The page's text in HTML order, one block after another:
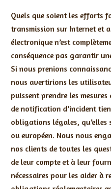
Quels que soient les efforts
transmission sur Internet et
électronique n’est
conséquence pas garantir
Si nous prenions
nous avertirions les
puissent prendre les
de notification d’incident
obligations légales,
ou européen. Nous nous
nos clients de toutes les
de leur compte et à leur
nécessaires pour les aider à